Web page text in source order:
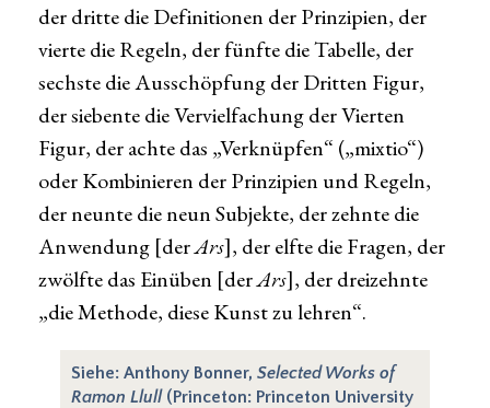
der dritte die Definitionen der Prinzipien, der
vierte die Regeln, der fünfte die Tabelle, der
sechste die Ausschöpfung der Dritten Figur,
der siebente die Vervielfachung der Vierten
Figur, der achte das „Verknüpfen“ („mixtio“)
oder Kombinieren der Prinzipien und Regeln,
der neunte die neun Subjekte, der zehnte die
Anwendung [derArs], der elfte die Fragen, der
zwölfte das Einüben [derArs], der dreizehnte
„die Methode, diese Kunst zu lehren“.
Siehe: Anthony Bonner, Selected Works of
Ramon Llull(Princeton: Princeton University